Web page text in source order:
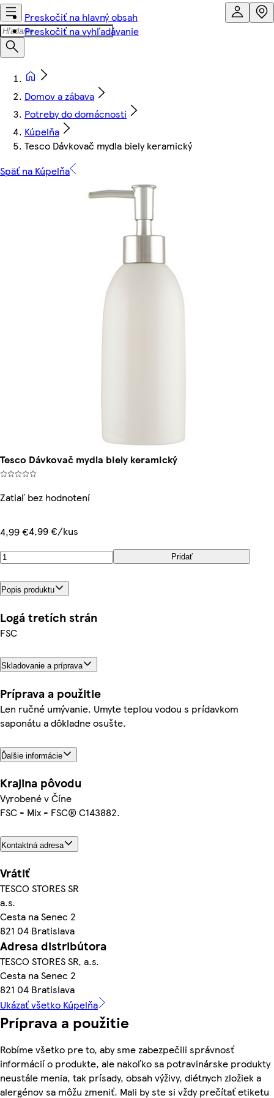
Preskočiť na hlavný obsah
Preskočiť na vyhľadávanie
Domov a zábava
Potreby do domácnosti
Kúpelňa
Tesco Dávkovač mydla biely keramický
Späť na Kúpelňa
Tesco Dávkovač mydla biely keramický
Zatiaľ bez hodnotení
4,99 €4,99 €/kus
Pridať
Popis produktu
Logá tretích strán
FSC
Skladovanie a príprava
Príprava a použitie
Len ručné umývanie. Umyte teplou vodou s prídavkom
saponátu a dôkladne osušte.
Ďalšie informácie
Krajina pôvodu
Vyrobené v Číne
FSC - Mix - FSC® C143882.
Kontaktná adresa
Vrátiť
TESCO STORES SR
a.s.
Cesta na Senec 2
821 04 Bratislava
Adresa distribútora
TESCO STORES SR, a.s.
Cesta na Senec 2
821 04 Bratislava
Ukázať všetko Kúpelňa
Príprava a použitie
Robíme všetko pre to, aby sme zabezpečili správnosť
informácií o produkte, ale nakoľko sa potravinárske produkty
neustále menia, tak prísady, obsah výživy, diétnych zložiek a
alergénov sa môžu zmeniť. Mali by ste si vždy prečítať etiketu